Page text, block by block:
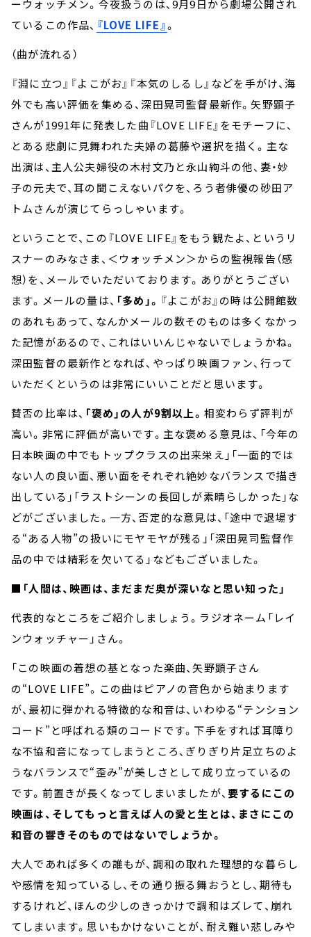
ーウォッチメン。今夜扱うのは、9月9日から劇場公開され
ているこの作品、 『LOVE LIFE』。
（曲が流れる）
『淵に立つ』『よこがお』『本気のしるし』などを手がけ、海
外でも高い評価を集める、深田晃司監督最新作。矢野顕子
さんが1991年に発表した曲『LOVE LIFE』をモチーフに、
とある悲劇に見舞われた夫婦の葛藤や選択を描く。主な
出演は、主人公夫婦役の木村文乃と永山絢斗の他、妻・妙
子の元夫で、耳の聞こえないパクを、ろう者俳優の砂田ア
トムさんが演じてらっしゃいます。
ということで、この『LOVE LIFE』をもう観たよ、というリ
スナーのみなさま、＜ウォッチメン＞からの監視報告（感
想）を、メールでいただいております。ありがとうござい
ます。メールの量は、 「多め」。 『よこがお』の時は公開館数
のあれもあって、なんかメールの数そのものは多くなかっ
た記憶があるので、これはいいんじゃないでしょうかね。
深田監督の最新作となれば、やっぱり映画ファン、行って
いただくというのは非常にいいことだと思います。
賛否の比率は、 「褒め」の人が9割以上。 相変わらず評判が
高い。非常に評価が高いです。主な褒める意見は、「今年の
日本映画の中でもトップクラスの出来栄え」「一面的では
ない人の良い面、悪い面をそれぞれ絶妙なバランスで描き
出している」「ラストシーンの長回しが素晴らしかった」な
どがございました。一方、否定的な意見は、「途中で退場す
る“ある人物”の扱いにモヤモヤが残る」「深田晃司監督作
品の中では精彩を欠いてる」などもございました。
■「人間は、映画は、まだまだ奥が深いなと思い知った」
代表的なところをご紹介しましょう。ラジオネーム「レイ
ンウォッチャー」さん。
「この映画の着想の基となった楽曲、矢野顕子さん
の“LOVE LIFE”。この曲はピアノの音色から始まります
が、最初に弾かれる特徴的な和音は、いわゆる“テンション
コード”と呼ばれる類のコードです。下手をすれば耳障り
な不協和音になってしまうところ、ぎりぎり片足立ちのよ
うなバランスで“歪み”が美しさとして成り立っているの
です。前置きが長くなってしまいましたが、要するにこの
映画は、そしてもっと言えば人の愛と生とは、まさにこの
和音の響きそのものではないでしょうか。
大人であれば多くの誰もが、調和の取れた理想的な暮らし
や感情を知っているし、その通り振る舞おうとし、期待も
するけれど、ほんの少しのきっかけで調和はズレて、崩れ
てしまいます。思いもかけないことが、耐え難い悲しみや